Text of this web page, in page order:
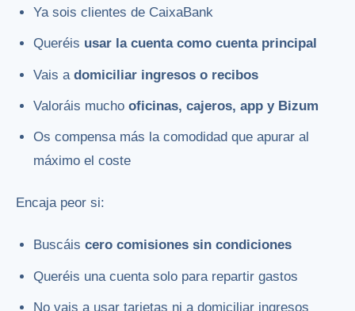
Ya sois clientes de CaixaBank
Queréis usar la cuenta como cuenta principal
Vais adomiciliar ingresos o recibos
Valoráis muchooficinas, cajeros, app y Bizum
Os compensa más la comodidad que apurar al
máximo el coste
Encaja peor si:
Buscáiscero comisiones sin condiciones
Queréis una cuenta solo para repartir gastos
No vais a usar tarjetas ni a domiciliar ingresos